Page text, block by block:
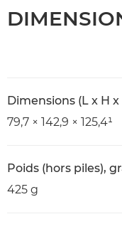
Dimensions (L x H
79,7 × 142,9 × 125,4¹
Poids (hors piles),
425 g